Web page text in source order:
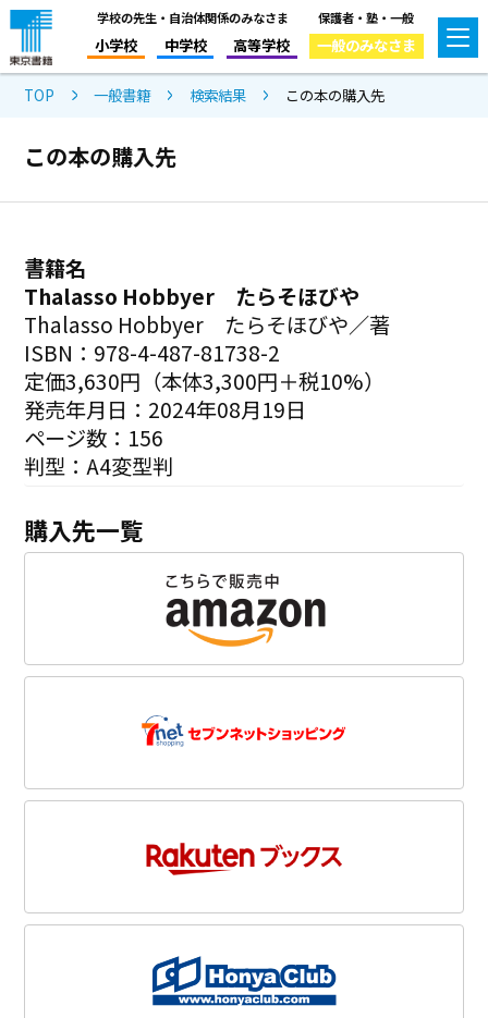
学校の先生・自治体関係のみなさま
小学校 中学校 高等学校
保護者・塾・一般
一般のみなさま
TOP 一般書籍 検索結果 この本の購入先
この本の購入先
書籍名
Thalasso Hobbyer たらそほびや
Thalasso Hobbyer たらそほびや／著
ISBN：978-4-487-81738-2
定価3,630円（本体3,300円＋税10%）
発売年月日：2024年08月19日
ページ数：156
判型：A4変型判
購入先一覧